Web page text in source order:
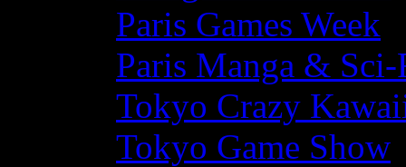
Paris Games Week
Paris Manga &
Tokyo Crazy
Tokyo Game Show